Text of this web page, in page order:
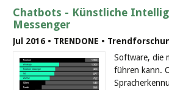
Chatbots - Künstliche
Messenger
Jul 2016 • TRENDONE •
Software, die
führen kann.